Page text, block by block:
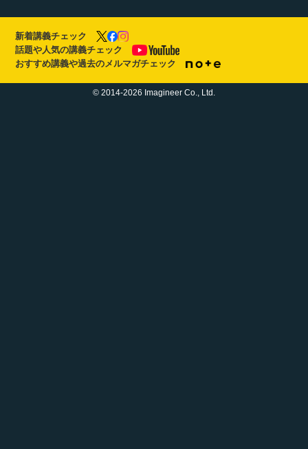
新着講義チェック
話題や人気の講義チェック
おすすめ講義や過去のメルマガチェック
© 2014-2026 Imagineer Co., Ltd.